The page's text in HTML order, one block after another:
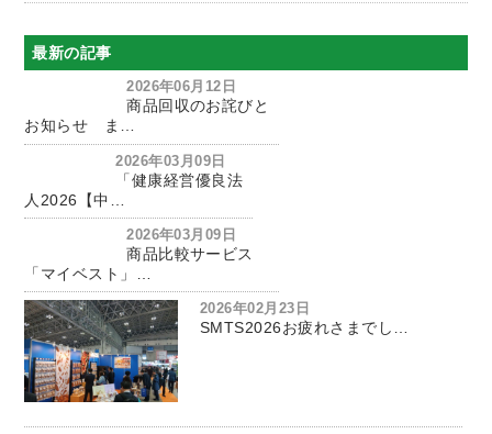
最新の記事
2026年06月12日
商品回収のお詫びと
お知らせ ま…
2026年03月09日
「健康経営優良法
人2026【中…
2026年03月09日
商品比較サービス
「マイベスト」…
2026年02月23日
SMTS2026お疲れさまでし…